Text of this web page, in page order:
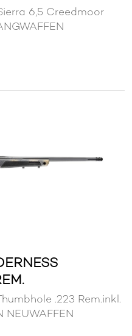
6,5 Creedmoor
.223 Rem.inkl.
NEUWAFFEN